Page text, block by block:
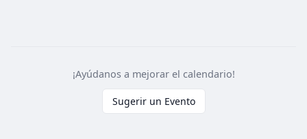
¡Ayúdanos a mejorar el calendario!
Sugerir un Evento